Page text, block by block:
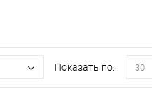
Показать по: 30